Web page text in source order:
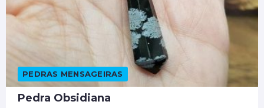
PEDRAS MENSAGEIRAS
Pedra Obsidiana